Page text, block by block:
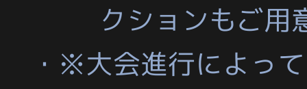
クションもご用
・※大会進行によっ